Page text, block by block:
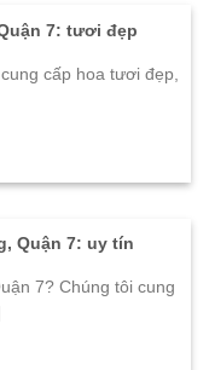
7: tươi đẹp
cấp hoa tươi đẹp,
Quận 7: uy tín
7? Chúng tôi cung